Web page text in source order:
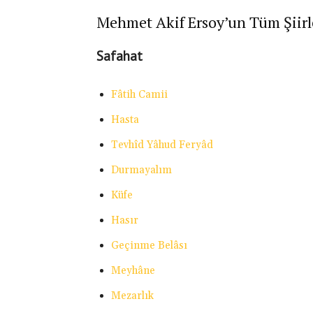
Mehmet Akif Ersoy’un Tüm
Safahat
Fâtih Camii
Hasta
Tevhîd Yâhud Feryâd
Durmayalım
Küfe
Hasır
Geçinme Belâsı
Meyhâne
Mezarlık